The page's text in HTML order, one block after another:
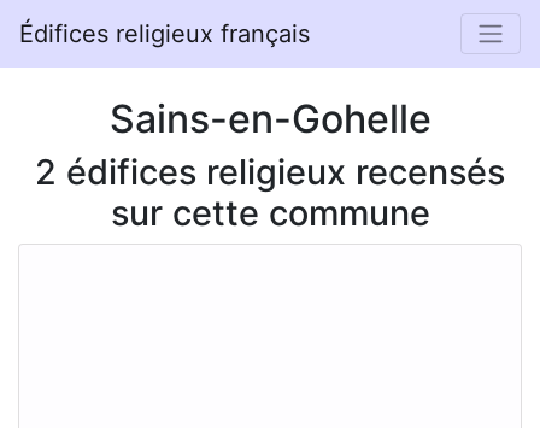
Édifices religieux français
Sains-en-Gohelle
2 édifices religieux recensés
sur cette commune